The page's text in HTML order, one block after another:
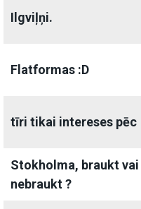
Ilgviļņi.
Flatformas :D
tīri tikai intereses pēc
Stokholma, braukt vai
nebraukt ?